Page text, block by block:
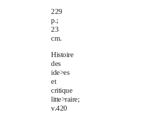
229
p.;
23
cm.
Histoire
des
ide>es
et
critique
litte>raire;
v.420